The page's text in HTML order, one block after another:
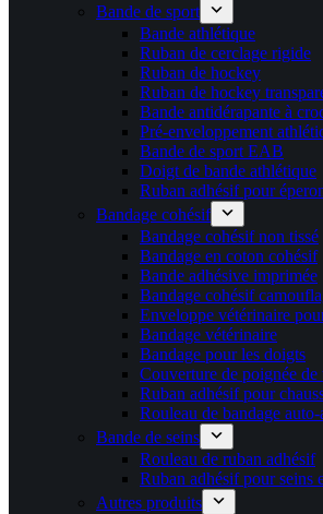
Bande de sport
Bande athlétique
Ruban de cerclage rigide
Ruban de hockey
Ruban de hockey
Bande antidérapante à
Pré-enveloppement
Bande de sport EAB
Doigt de bande athlétique
Ruban adhésif pour
Bandage cohésif
Bandage cohésif non tissé
Bandage en coton cohésif
Bande adhésive imprimée
Bandage cohésif
Enveloppe vétérinaire
Bandage vétérinaire
Bandage pour les doigts
Couverture de poignée de
Ruban adhésif pour
Rouleau de bandage
Bande de seins
Rouleau de ruban adhésif
Ruban adhésif pour seins
Autres produits